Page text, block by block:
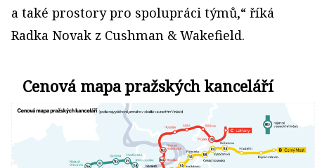
a také prostory pro spolupráci týmů,“ říká
Radka Novak z Cushman & Wakefield.
Cenová mapa pražských kanceláří